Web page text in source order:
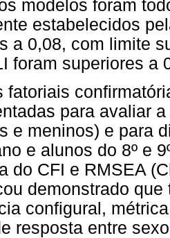
modelos foram
estabelecidos
a 0,08, com limite
foram superiores a
fatoriais
para avaliar
e meninos) e para
e alunos do 8º e
do CFI e RMSEA
demonstrado
configural,
resposta entre